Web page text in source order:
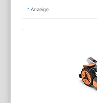
* Anzeige